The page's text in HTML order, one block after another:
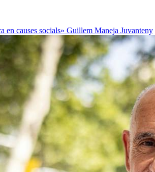
en causes socials» Guillem Maneja Juvanteny